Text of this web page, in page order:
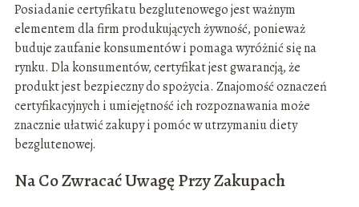
Posiadanie certyfikatu bezglutenowego jest ważnym
elementem dla firm produkujących żywność, ponieważ
buduje zaufanie konsumentów i pomaga wyróżnić się na
rynku. Dla konsumentów, certyfikat jest gwarancją, że
produkt jest bezpieczny do spożycia. Znajomość oznaczeń
certyfikacyjnych i umiejętność ich rozpoznawania może
znacznie ułatwić zakupy i pomóc w utrzymaniu diety
bezglutenowej.
Na Co Zwracać Uwagę Przy Zakupach